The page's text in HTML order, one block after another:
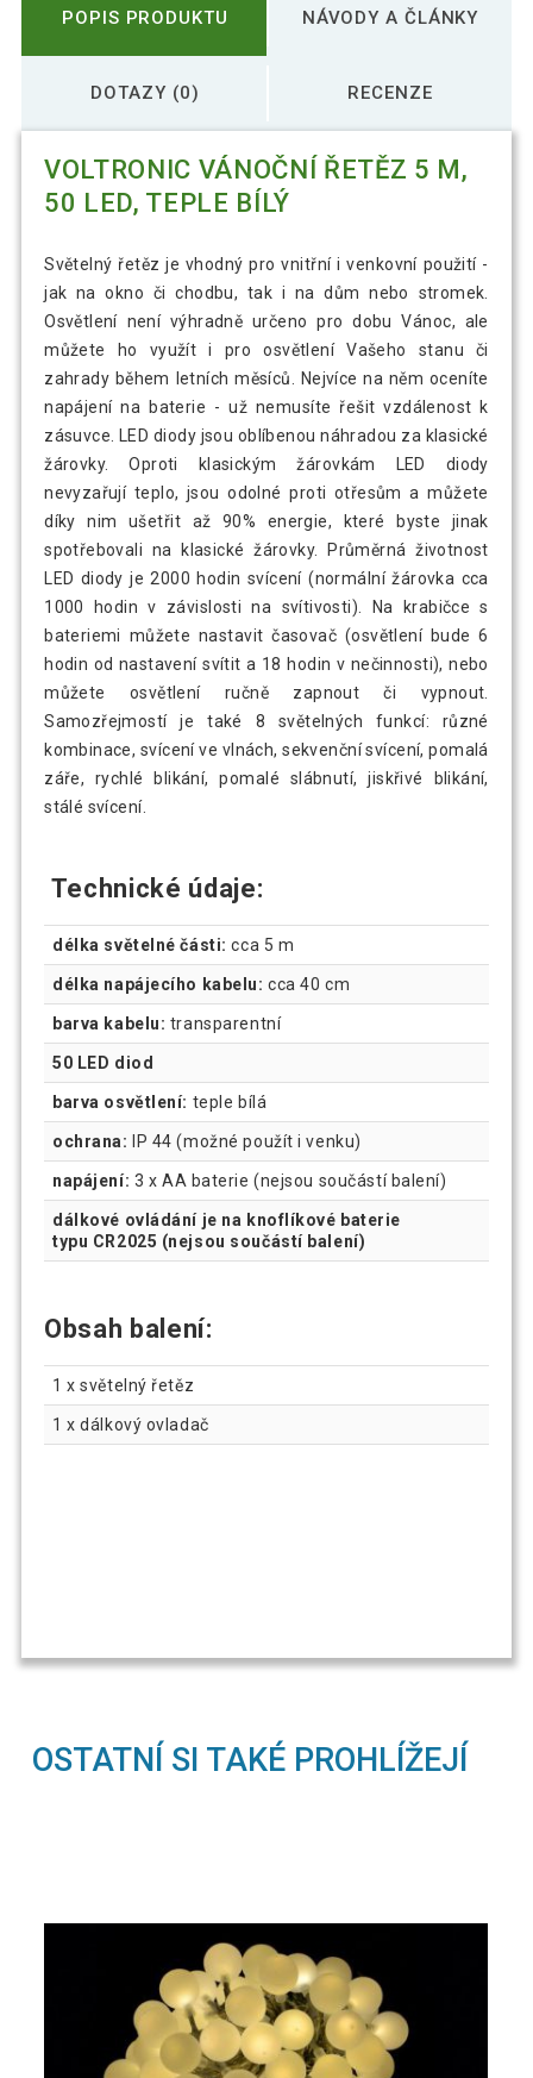
POPIS PRODUKTU NÁVODY A ČLÁNKY
DOTAZY (0) RECENZE
VOLTRONIC VÁNOČNÍ ŘETĚZ 5 M,
50 LED, TEPLE BÍLÝ
Světelný řetěz je vhodný pro vnitřní i venkovní použití -
jak na okno či chodbu, tak i na dům nebo stromek.
Osvětlení není výhradně určeno pro dobu Vánoc, ale
můžete ho využít i pro osvětlení Vašeho stanu či
zahrady během letních měsíců. Nejvíce na něm oceníte
napájení na baterie - už nemusíte řešit vzdálenost k
zásuvce. LED diody jsou oblíbenou náhradou za klasické
žárovky. Oproti klasickým žárovkám LED diody
nevyzařují teplo, jsou odolné proti otřesům a můžete
díky nim ušetřit až 90% energie, které byste jinak
spotřebovali na klasické žárovky. Průměrná životnost
LED diody je 2000 hodin svícení (normální žárovka cca
1000 hodin v závislosti na svítivosti). Na krabičce s
bateriemi můžete nastavit časovač (osvětlení bude 6
hodin od nastavení svítit a 18 hodin v nečinnosti), nebo
můžete osvětlení ručně zapnout či vypnout.
Samozřejmostí je také 8 světelných funkcí: různé
kombinace, svícení ve vlnách, sekvenční svícení, pomalá
záře, rychlé blikání, pomalé slábnutí, jiskřivé blikání,
stálé svícení.
Technické údaje:
délka světelné části: cca 5 m
délka napájecího kabelu: cca 40 cm
barva kabelu: transparentní
50 LED diod
barva osvětlení: teple bílá
ochrana: IP 44 (možné použít i venku)
napájení: 3 x AA baterie (nejsou součástí balení)
dálkové ovládání je na knoflíkové baterie
typu CR2025 (nejsou součástí balení)
Obsah balení:
1 x světelný řetěz
1 x dálkový ovladač
OSTATNÍ SI TAKÉ PROHLÍŽEJÍ